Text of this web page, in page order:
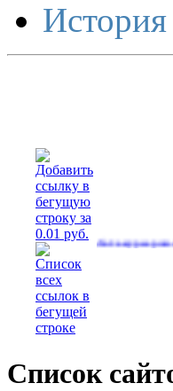
…Работа курьером в
Список